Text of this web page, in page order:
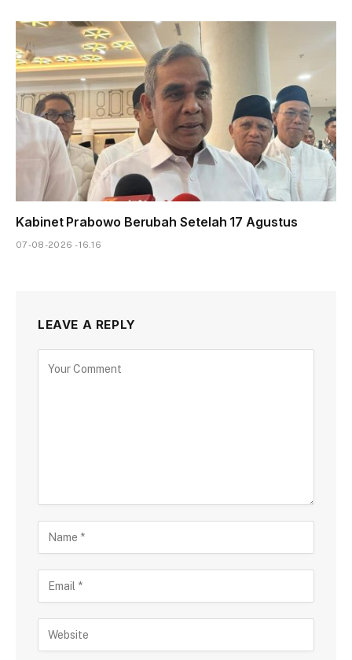
Kabinet Prabowo Berubah Setelah 17 Agustus
07-08-2026 - 16.16
LEAVE A REPLY